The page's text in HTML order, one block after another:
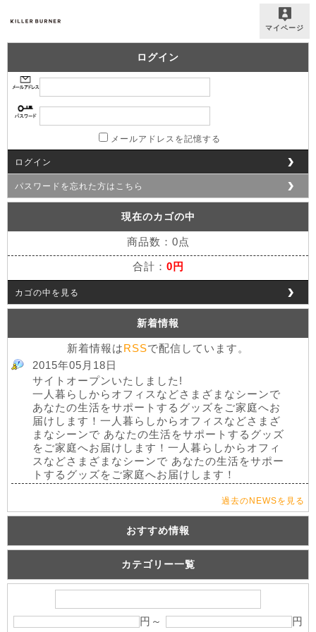
マイページ
ログイン
メールアドレスを記憶する
ログイン
パスワードを忘れた方はこちら
現在のカゴの中
商品数：0点
合計： 0円
カゴの中を見る
新着情報
新着情報はRSSで配信しています。
2015年05月18日
サイトオープンいたしました!
一人暮らしからオフィスなどさまざまなシーンで
あなたの生活をサポートするグッズをご家庭へお
届けします！一人暮らしからオフィスなどさまざ
まなシーンで あなたの生活をサポートするグッズ
をご家庭へお届けします！一人暮らしからオフィ
スなどさまざまなシーンで あなたの生活をサポー
トするグッズをご家庭へお届けします！
過去のNEWSを見る
おすすめ情報
カテゴリー一覧
円～ 円